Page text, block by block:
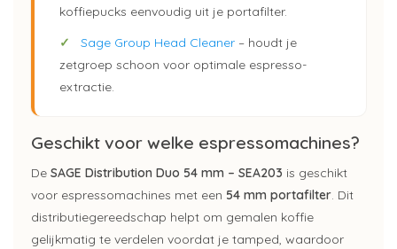
koffiepucks eenvoudig uit je portafilter.
✓
Sage Group Head Cleaner – houdt je
zetgroep schoon voor optimale espresso-
extractie.
Geschikt voor welke espressomachines?
De SAGE Distribution Duo 54 mm – SEA203 is geschikt
voor espressomachines met een 54 mm portafilter. Dit
distributiegereedschap helpt om gemalen koffie
gelijkmatig te verdelen voordat je tamped, waardoor